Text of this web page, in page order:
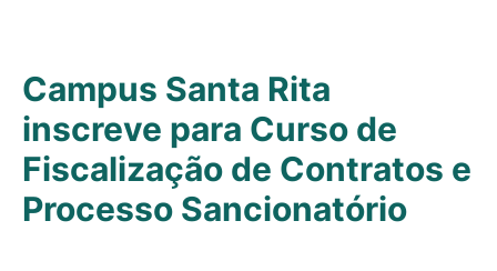
Campus Santa Rita
inscreve para Curso de
Fiscalização de Contratos e
Processo Sancionatório